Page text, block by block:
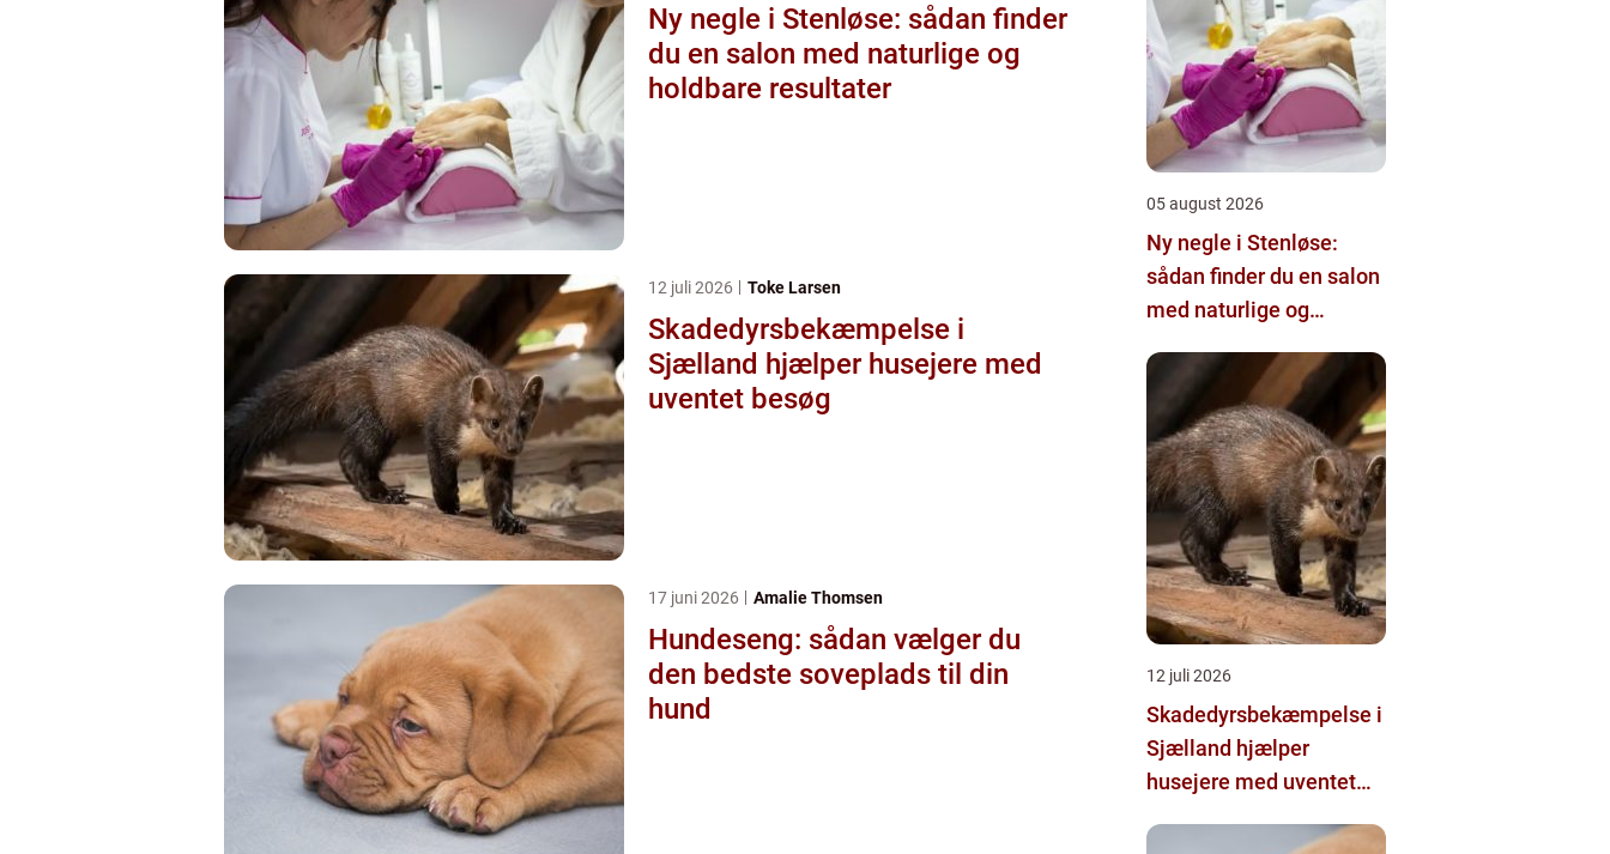
Ny negle i Stenløse: sådan finder
du en salon med naturlige og
holdbare resultater
12 juli 2026 Toke Larsen
Skadedyrsbekæmpelse i
Sjælland hjælper husejere med
uventet besøg
17 juni 2026 Amalie Thomsen
Hundeseng: sådan vælger du
den bedste soveplads til din
hund
05 august 2026
Ny negle i Stenløse:
sådan finder du en salon
med naturlige og
12 juli 2026
Skadedyrsbekæmpelse i
Sjælland hjælper
husejere med uventet